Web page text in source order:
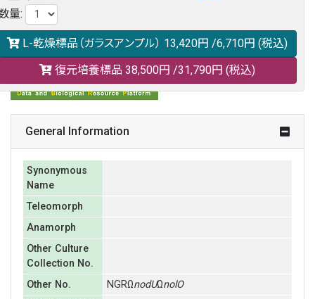
NBRC 101934の情報や関連データは以下のバナー(DBRP)か
らご覧ください。
日本語での検索も可能です。
量:
L-乾燥標品（ガラスアンプル） 13,420円 /6,710円 (税込)
復元培養標品 38,500円 /31,790円 (税込)
General Information
Synonymous
Name
Teleomorph
Anamorph
Other Culture
Collection No.
Other No.
NGRΩnodUΩnolO